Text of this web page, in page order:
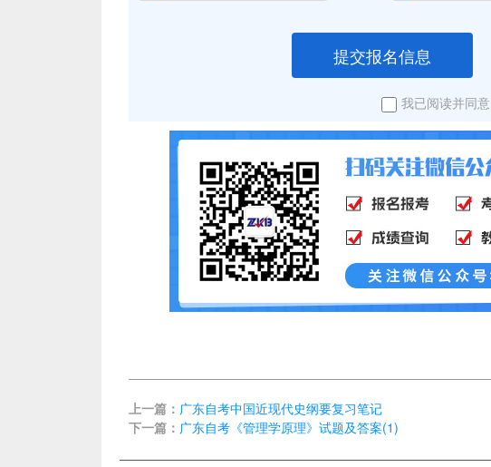
提交报名信息
我已阅读并同意
上一篇： 广东自考中国近现代史纲要复习笔记
下一篇： 广东自考《管理学原理》试题及答案(1)